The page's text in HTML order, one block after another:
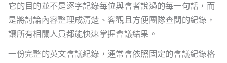
它的目的並不是逐字記錄每位與會者說過的每一句話，而
是將討論內容整理成清楚、客觀且方便團隊查閱的紀錄，
讓所有相關人員都能快速掌握會議結果。
一份完整的英文會議紀錄，通常會依照固定的會議紀錄格